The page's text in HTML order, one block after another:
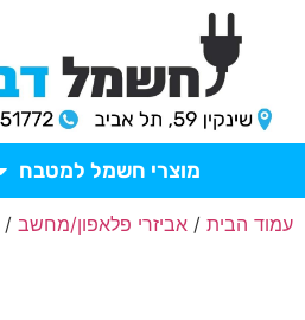
מוצרי חשמל למטבח
עמוד הבית / אביזרי פלאפון/מחשב /